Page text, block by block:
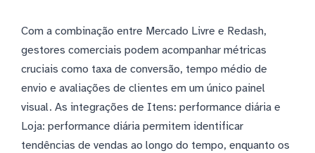
Com a combinação entre Mercado Livre e Redash,
gestores comerciais podem acompanhar métricas
cruciais como taxa de conversão, tempo médio de
envio e avaliações de clientes em um único painel
visual. As integrações de Itens: performance diária e
Loja: performance diária permitem identificar
tendências de vendas ao longo do tempo, enquanto os